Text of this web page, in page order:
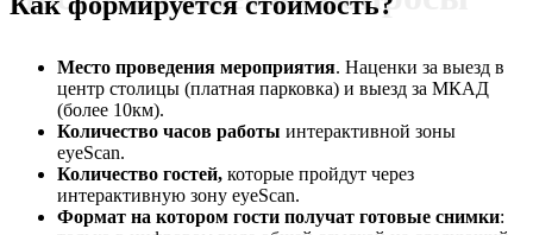
Место проведения мероприятия. Наценки за выезд в
центр столицы (платная парковка) и выезд за МКАД
(более 10км).
Количество часов работы интерактивной зоны
eyeScan.
Количество гостей, которые пройдут через
интерактивную зону eyeScan.
Формат на котором гости получат готовые снимки: